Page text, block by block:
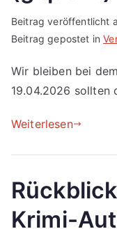
Beitrag veröffentlicht
Beitrag gepostet in
Wir bleiben bei
19.04.2026 sollten
Weiterlesen
Krimi-